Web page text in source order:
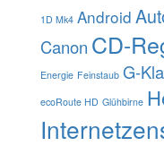
1D Mk4 Android
Canon CD-
Energie Feinstaub G-
ecoRoute HD Glühbirne